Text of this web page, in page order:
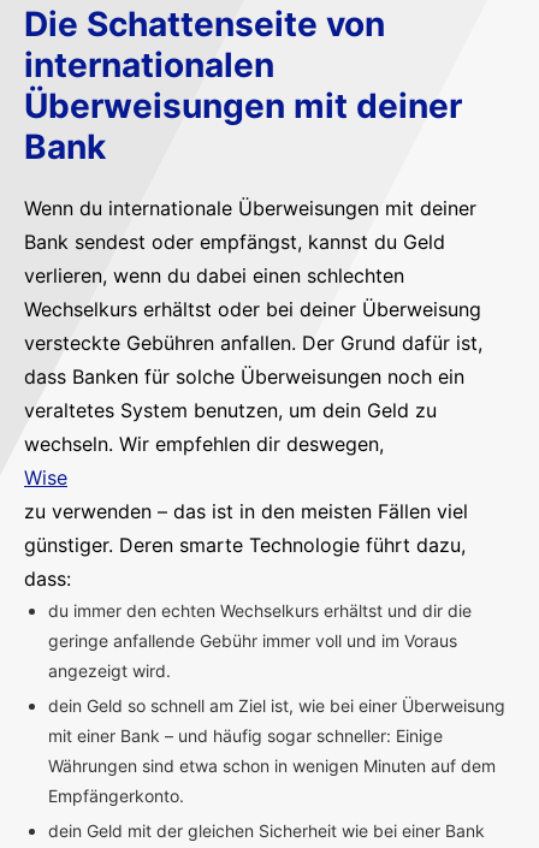
Die Schattenseite von
internationalen
Überweisungen mit deiner
Bank
Wenn du internationale Überweisungen mit deiner
Bank sendest oder empfängst, kannst du Geld
verlieren, wenn du dabei einen schlechten
Wechselkurs erhältst oder bei deiner Überweisung
versteckte Gebühren anfallen. Der Grund dafür ist,
dass Banken für solche Überweisungen noch ein
veraltetes System benutzen, um dein Geld zu
wechseln. Wir empfehlen dir deswegen,
Wise
zu verwenden – das ist in den meisten Fällen viel
günstiger. Deren smarte Technologie führt dazu,
dass:
du immer den echten Wechselkurs erhältst und dir die
geringe anfallende Gebühr immer voll und im Voraus
angezeigt wird.
dein Geld so schnell am Ziel ist, wie bei einer Überweisung
mit einer Bank – und häufig sogar schneller: Einige
Währungen sind etwa schon in wenigen Minuten auf dem
Empfängerkonto.
dein Geld mit der gleichen Sicherheit wie bei einer Bank